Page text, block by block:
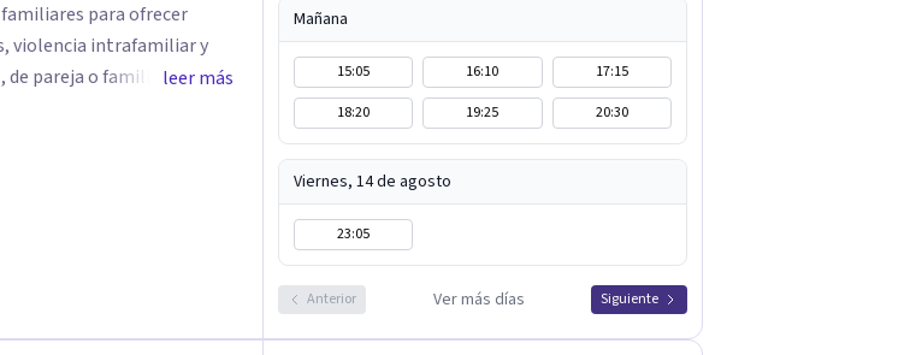
para ofrecer
violencia intrafamiliar y
o familiar. Cuento
privada y en diversas
adultos jóvenes,
leer más
Mañana
15:05 16:10
17:15
18:20
19:25 20:30
Viernes, 14 de agosto
23:05
Anterior Ver más días Siguiente